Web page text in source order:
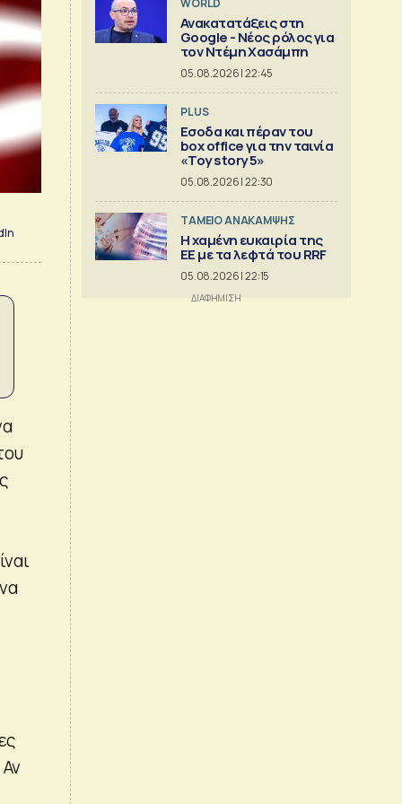
WORLD
Ανακατατάξεις στη
Google - Νέος ρόλος για
τον Ντέμη Χασάμπη
05.08.2026 | 22:45
PLUS
Εσοδα και πέραν του
box office για την ταινία
«Toy story 5»
05.08.2026 | 22:30
ΤΑΜΕΙΟ ΑΝΑΚΑΜΨΗΣ
Η χαμένη ευκαιρία της
ΕΕ με τα λεφτά του RRF
05.08.2026 | 22:15